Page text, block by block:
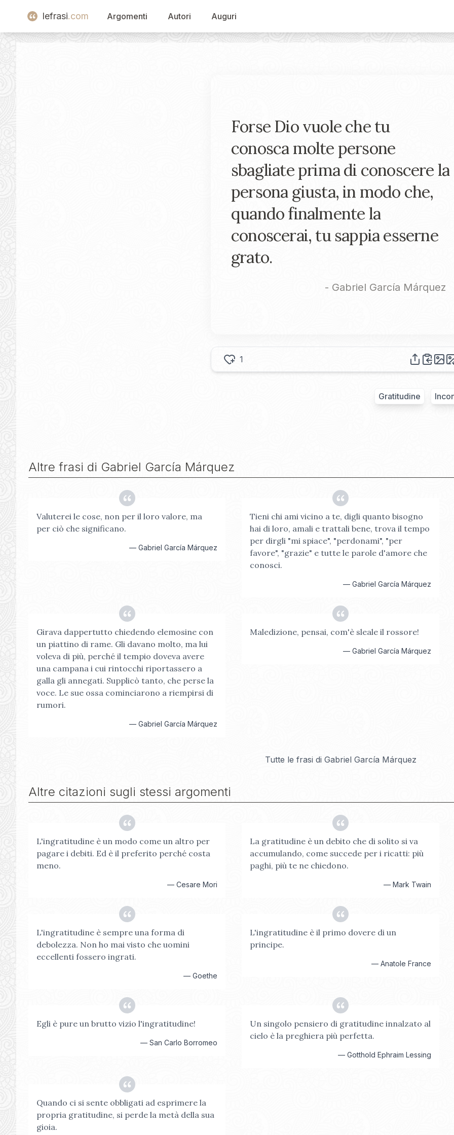
lefrasi.com Argomenti Autori Auguri
Forse Dio vuole che tu
conosca molte persone
sbagliate prima di conoscere la
persona giusta, in modo che,
quando finalmente la
conoscerai, tu sappia esserne
grato.
- Gabriel García Márquez
1
Gratitudine
Altre frasi di Gabriel García Márquez
Valuterei le cose, non per il loro valore, ma
per ciò che significano.
—Gabriel García Márquez
Tieni chi ami vicino a te, digli quanto bisogno
hai di loro, amali e trattali bene, trova il tempo
per dirgli "mi spiace", "perdonami", "per
favore", "grazie" e tutte le parole d'amore che
conosci.
— Gabriel García Márquez
Girava dappertutto chiedendo elemosine con
un piattino di rame. Gli davano molto, ma lui
voleva di più, perché il tempio doveva avere
una campana i cui rintocchi riportassero a
galla gli annegati. Supplicò tanto, che perse la
voce. Le sue ossa cominciarono a riempirsi di
rumori.
—Gabriel García Márquez
Maledizione, pensai, com'è sleale il rossore!
— Gabriel García Márquez
Tutte le frasi di Gabriel García Márquez
Altre citazioni sugli stessi argomenti
L'ingratitudine è un modo come un altro per
pagare i debiti. Ed è il preferito perché costa
meno.
—Cesare Mori
La gratitudine è un debito che di solito si va
accumulando, come succede per i ricatti: più
paghi, più te ne chiedono.
— Mark Twain
L'ingratitudine è sempre una forma di
debolezza. Non ho mai visto che uomini
eccellenti fossero ingrati.
—Goethe
L'ingratitudine è il primo dovere di un
principe.
— Anatole France
Egli è pure un brutto vizio l'ingratitudine!
—San Carlo Borromeo
Un singolo pensiero di gratitudine innalzato al
cielo è la preghiera più perfetta.
— Gotthold Ephraim Lessing
Quando ci si sente obbligati ad esprimere la
propria gratitudine, si perde la metà della sua
gioia.